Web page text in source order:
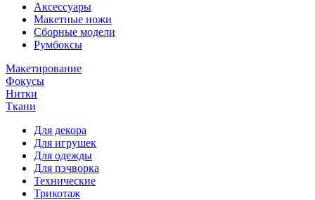
Аксессуары
Макетные ножи
Сборные модели
Румбоксы
Макетирование
Фокусы
Нитки
Ткани
Для декора
Для игрушек
Для одежды
Для пэчворка
Технические
Трикотаж